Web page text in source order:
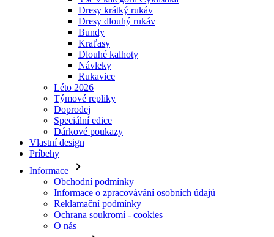
Dresy krátký rukáv
Dresy dlouhý rukáv
Bundy
Kraťasy
Dlouhé kalhoty
Návleky
Rukavice
Léto 2026
Týmové repliky
Doprodej
Speciální edice
Dárkové poukazy
Vlastní design
Príbehy
Informace
Obchodní podmínky
Informace o zpracovávání osobních údajů
Reklamační podmínky
Ochrana soukromí - cookies
O nás